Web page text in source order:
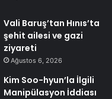
Vali Baruş’tan Hınıs’ta
şehit ailesi ve gazi
ziyareti
Ağustos 6, 2026
Kim Soo-hyun’la İlgili
Manipülasyon İddiası